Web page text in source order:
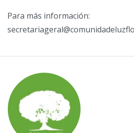
Para más información: